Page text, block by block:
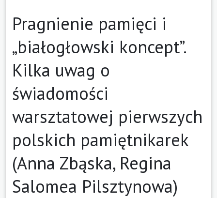
Pragnienie pamięci i
„białogłowski koncept”.
Kilka uwag o
świadomości
warsztatowej pierwszych
polskich pamiętnikarek
(Anna Zbąska, Regina
Salomea Pilsztynowa)